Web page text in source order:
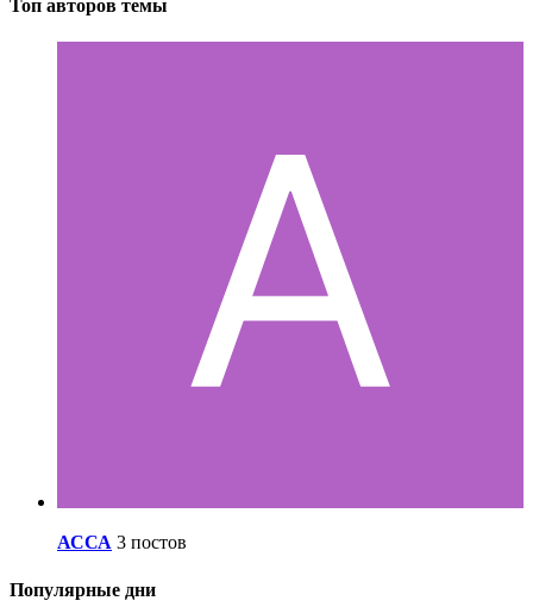
Топ авторов темы
АССА 3 постов
Популярные дни